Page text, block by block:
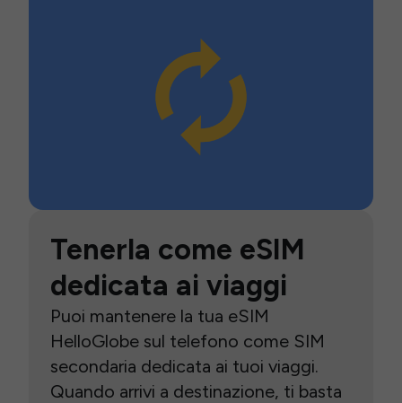
Tenerla come eSIM
dedicata ai viaggi
Puoi mantenere la tua eSIM
HelloGlobe sul telefono come SIM
secondaria dedicata ai tuoi viaggi.
Quando arrivi a destinazione, ti basta